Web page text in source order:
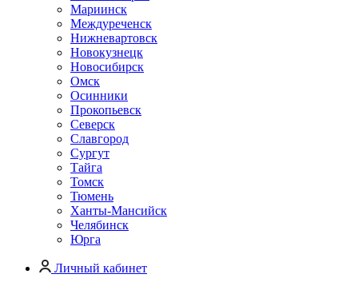
Мариинск
Междуреченск
Нижневартовск
Новокузнецк
Новосибирск
Омск
Осинники
Прокопьевск
Северск
Славгород
Сургут
Тайга
Томск
Тюмень
Ханты-Мансийск
Челябинск
Юрга
Личный кабинет